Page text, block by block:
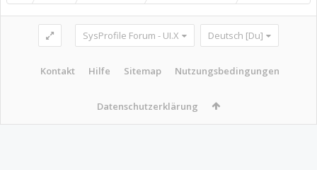
SysProfile Forum - UI.X Deutsch [Du]
Kontakt Hilfe Sitemap Nutzungsbedingungen
Datenschutzerklärung